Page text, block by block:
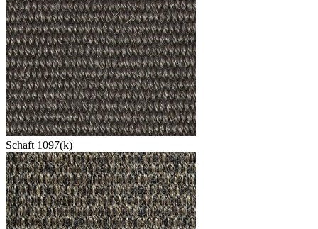
Schaft 1097(k)